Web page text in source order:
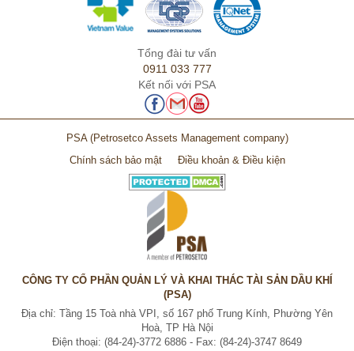
Tổng đài tư vấn
0911 033 777
Kết nối với PSA
PSA (Petrosetco Assets Management company)
Chính sách bảo mật
Điều khoản & Điều kiện
CÔNG TY CỔ PHẦN QUẢN LÝ VÀ KHAI THÁC TÀI SẢN DẦU KHÍ
(PSA)
Địa chỉ: Tầng 15 Toà nhà VPI, số 167 phố Trung Kính, Phường Yên
Hoà, TP Hà Nội
Điện thoại: (84-24)-3772 6886 - Fax: (84-24)-3747 8649